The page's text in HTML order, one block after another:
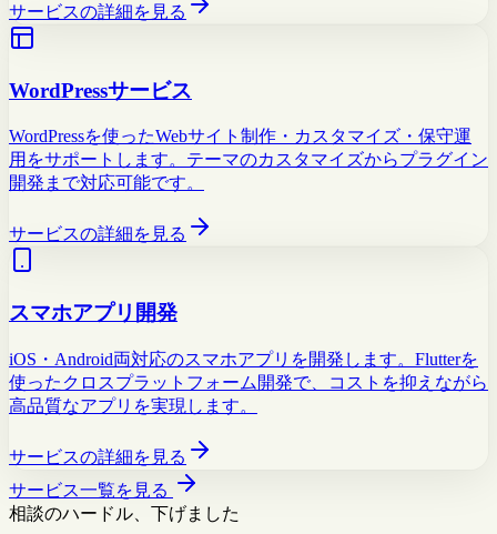
サービスの詳細を見る
WordPressサービス
WordPressを使ったWebサイト制作・カスタマイズ・保守運
用をサポートします。テーマのカスタマイズからプラグイン
開発まで対応可能です。
サービスの詳細を見る
スマホアプリ開発
iOS・Android両対応のスマホアプリを開発します。Flutterを
使ったクロスプラットフォーム開発で、コストを抑えながら
高品質なアプリを実現します。
サービスの詳細を見る
サービス一覧を見る
相談のハードル、下げました